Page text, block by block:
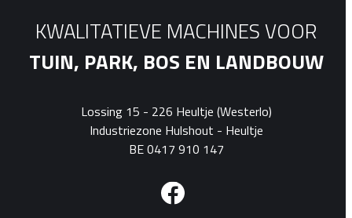
KWALITATIEVE MACHINES VOOR
TUIN, PARK, BOS EN LANDBOUW
Lossing 15 - 226 Heultje (Westerlo)
Industriezone Hulshout - Heultje
BE 0417 910 147